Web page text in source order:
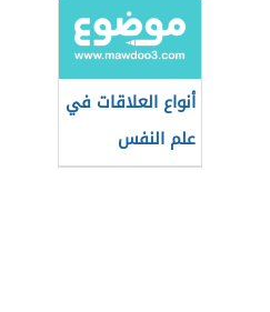
أنواع العلاقات في
علم النفس